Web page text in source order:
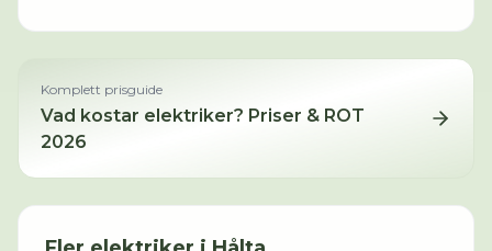
Komplett prisguide
Vad kostar elektriker? Priser & ROT
2026